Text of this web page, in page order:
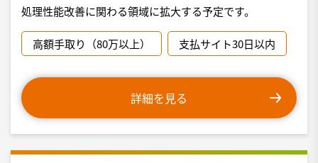
処理性能改善に関わる領域に拡大する予定です。
高額手取り（80万以上） 支払サイト30日以内
詳細を見る